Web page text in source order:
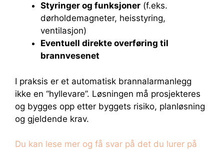
Styringer og funksjoner (f.eks.
dørholdemagneter, heisstyring,
ventilasjon)
Eventuell direkte overføring til
brannvesenet
I praksis er et automatisk brannalarmanlegg
ikke en “hyllevare”. Løsningen må prosjekteres
og bygges opp etter byggets risiko, planløsning
og gjeldende krav.
Du kan lese mer og få svar på det du lurer på